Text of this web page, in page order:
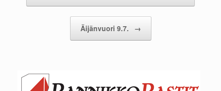
Äijänvuori 9.7. →